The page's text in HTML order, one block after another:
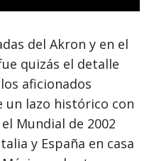
del Akron y en el
quizás el detalle
aficionados
un lazo histórico con
Mundial de 2002
y España en casa